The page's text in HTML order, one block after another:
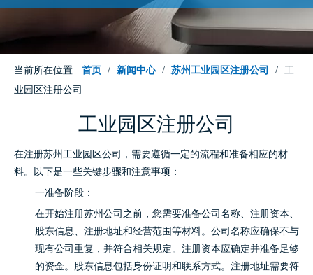
当前所在位置: 首页 / 新闻中心 / 苏州工业园区注册公司 / 工
业园区注册公司
工业园区注册公司
在注册苏州工业园区公司
，需要遵循一定的流程和准备相应的材
料。以下是一些关键步骤和注意事项：
一准备阶段：
在开始注册苏州公司 之前，您需要准备公司名称、注册资本、
股东信息、注册地址和经营范围等材料。公司名称应确保不与
现有公司重复，并符合相关规定。注册资本应确定并准备足够
的资金。股东信息包括身份证明和联系方式。注册地址需要符